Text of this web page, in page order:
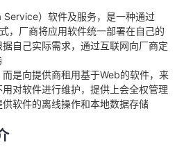
）软件及服务，是一种通过
，厂商将应用软件统一部署在自己的
自己实际需求，通过互联网向厂商定
是向提供商租用基于Web的软件，来
对软件进行维护，提供上会全权管理
软件的离线操作和本地数据存储